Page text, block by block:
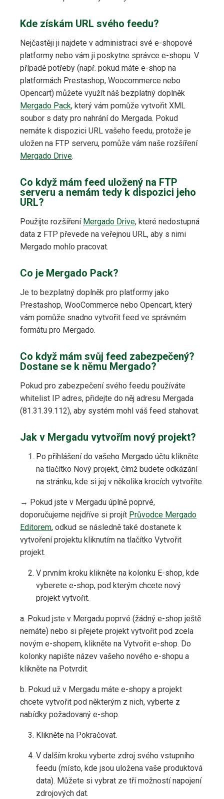
Kde získám URL svého feedu?
Nejčastěji ji najdete v administraci své e-shopové
platformy nebo vám ji poskytne správce e-shopu. V
případě potřeby (např. pokud máte e-shop na
platformách Prestashop, Woocommerce nebo
Opencart) můžete využít náš bezplatný doplněk
Mergado Pack, který vám pomůže vytvořit XML
soubor s daty pro nahrání do Mergada. Pokud
nemáte k dispozici URL vašeho feedu, protože je
uložen na FTP serveru, pomůže vám naše rozšíření
Mergado Drive.
Co když mám feed uložený na FTP
serveru a nemám tedy k dispozici jeho
URL?
Použijte rozšíření Mergado Drive, které nedostupná
data z FTP převede na veřejnou URL, aby s nimi
Mergado mohlo pracovat.
Co je Mergado Pack?
Je to bezplatný doplněk pro platformy jako
Prestashop, WooCommerce nebo Opencart, který
vám pomůže snadno vytvořit feed ve správném
formátu pro Mergado.
Co když mám svůj feed zabezpečený?
Dostane se k němu Mergado?
Pokud pro zabezpečení svého feedu používáte
whitelist IP adres, přidejte do něj adresu Mergada
(81.31.39.112), aby systém mohl váš feed stahovat.
Jak v Mergadu vytvořím nový projekt?
Po přihlášení do vašeho Mergado účtu klikněte
na tlačítko Nový projekt, čímž budete odkázání
na stránku, kde si jej v několika krocích vytvoříte.
→ Pokud jste v Mergadu úplně poprvé,
doporučujeme nejdříve si projít Průvodce Mergado
Editorem, odkud se následně také dostanete k
vytvoření projektu kliknutím na tlačítko Vytvořit
projekt.
V prvním kroku klikněte na kolonku E-shop, kde
vyberete e-shop, pod kterým chcete nový
projekt vytvořit.
a. Pokud jste v Mergadu poprvé (žádný e-shop ještě
nemáte) nebo si přejete projekt vytvořit pod zcela
novým e-shopem, klikněte na Vytvořit e-shop. Do
kolonky napište název vašeho nového e-shopu a
klikněte na Potvrdit.
b. Pokud už v Mergadu máte e-shopy a projekt
chcete vytvořit pod některým z nich, vyberte z
nabídky požadovaný e-shop.
Klikněte na Pokračovat.
V dalším kroku vyberte zdroj svého vstupního
feedu (místo, kde jsou uložena vaše produktová
data). Můžete si vybrat ze tří možností napojení
zdrojových dat.